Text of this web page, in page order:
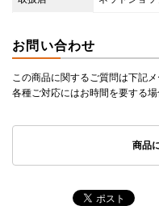
お問い合わせ
この商品に関するご質問は下記
各種ご対応にはお時間を要する
商品